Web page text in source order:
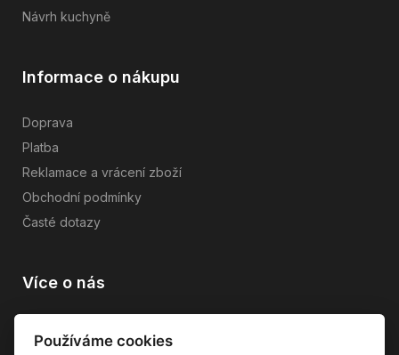
Návrh kuchyně
Informace o nákupu
Doprava
Platba
Reklamace a vrácení zboží
Obchodní podmínky
Časté dotazy
Více o nás
Používáme cookies